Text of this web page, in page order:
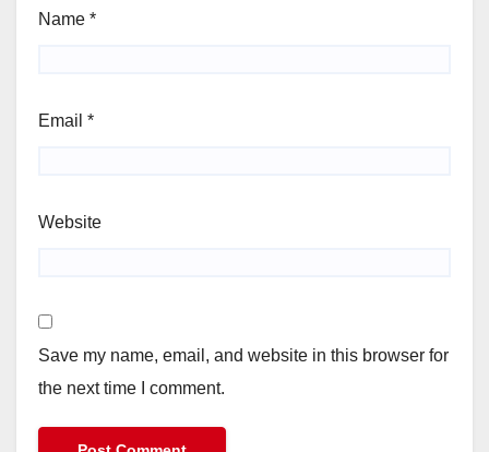
Name *
Email *
Website
Save my name, email, and website in this browser for
the next time I comment.